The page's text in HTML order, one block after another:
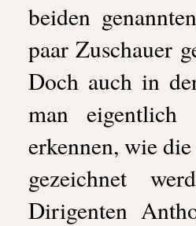
beiden
paar Zuschauer
Doch auch in
man eigentlich
erkennen, wie
gezeichnet
Dirigenten